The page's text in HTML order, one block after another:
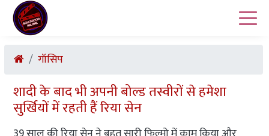
गॉसिप
शादी के बाद भी अपनी बोल्ड तस्वीरों से हमेशा
सुर्खियों में रहती हैं रिया सेन